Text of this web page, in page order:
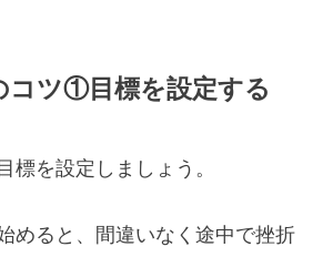
コツ①目標を設定する
標を設定しましょう。
めると、間違いなく途中で挫折